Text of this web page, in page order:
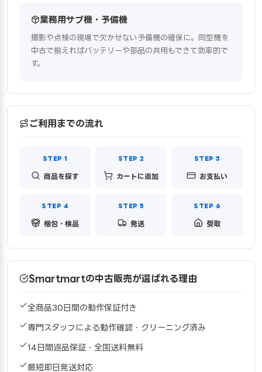
業務用サブ機・予備機
撮影や点検の現場で欠かせない予備機の確保に。同型機を
中古で揃えればバッテリーや部品の共用もできて効率的で
す。
ご利用までの流れ
商品を探す カートに追加 お支払い
梱包・検品 発送 受取
Smartmartの中古販売が選ばれる理由
全商品30日間の動作保証付き
専門スタッフによる動作確認・クリーニング済み
14日間返品保証・全国送料無料
最短即日発送対応